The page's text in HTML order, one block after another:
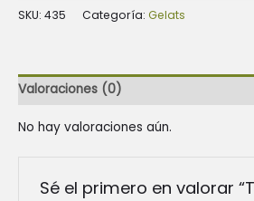
SKU: 435 Categoría: Gelats
Valoraciones (0)
No hay valoraciones aún.
Sé el primero en valorar